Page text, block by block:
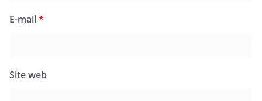
E-mail*
Site web